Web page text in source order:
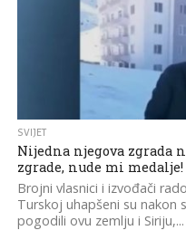
SVIJET
Nijedna njegova zgrada
zgrade, nude mi medalje!
Brojni vlasnici i izvođači
Turskoj uhapšeni su nakon
pogodili ovu zemlju i Siriju,...